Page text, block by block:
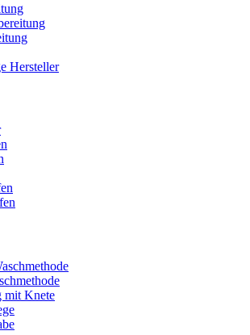
Hersteller
mit Knete